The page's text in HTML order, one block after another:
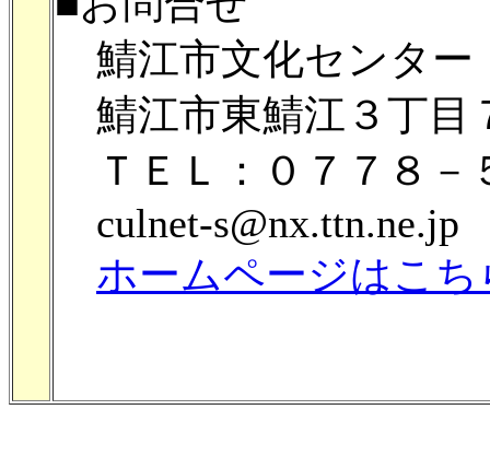
鯖江市文化センター
鯖江市東鯖江３丁目
ＴＥＬ：０７７８－
culnet-s@nx.ttn.ne.jp
ホームページはこち